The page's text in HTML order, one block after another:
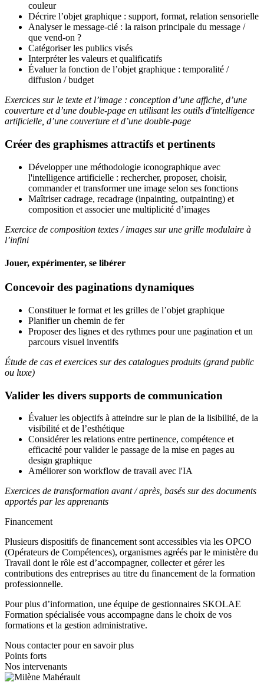
couleur
Décrire l’objet graphique : support, format, relation sensorielle
Analyser le message-clé : la raison principale du message /
que vend-on ?
Catégoriser les publics visés
Interpréter les valeurs et qualificatifs
Évaluer la fonction de l’objet graphique : temporalité /
diffusion / budget
Exercices sur le texte et l’image : conception d’une affiche, d’une
couverture et d’une double-page en utilisant les outils d'intelligence
artificielle, d’une couverture et d’une double-page
Créer des graphismes attractifs et pertinents
Développer une méthodologie iconographique avec
l'intelligence artificielle : rechercher, proposer, choisir,
commander et transformer une image selon ses fonctions
Maîtriser cadrage, recadrage (inpainting, outpainting) et
composition et associer une multiplicité d’images
Exercice de composition textes / images sur une grille modulaire à
l’infini
Jouer, expérimenter, se libérer
Concevoir des paginations dynamiques
Constituer le format et les grilles de l’objet graphique
Planifier un chemin de fer
Proposer des lignes et des rythmes pour une pagination et un
parcours visuel inventifs
Étude de cas et exercices sur des catalogues produits (grand public
ou luxe)
Valider les divers supports de communication
Évaluer les objectifs à atteindre sur le plan de la lisibilité, de la
visibilité et de l’esthétique
Considérer les relations entre pertinence, compétence et
efficacité pour valider le passage de la mise en pages au
design graphique
Améliorer son workflow de travail avec l'IA
Exercices de transformation avant / après, basés sur des documents
apportés par les apprenants
Financement
Plusieurs dispositifs de financement sont accessibles via les OPCO
(Opérateurs de Compétences), organismes agréés par le ministère du
Travail dont le rôle est d’accompagner, collecter et gérer les
contributions des entreprises au titre du financement de la formation
professionnelle.
Pour plus d’information, une équipe de gestionnaires SKOLAE
Formation spécialisée vous accompagne dans le choix de vos
formations et la gestion administrative.
Nous contacter pour en savoir plus
Points forts
Nos intervenants